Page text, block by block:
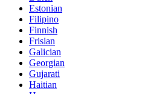
Estonian
Filipino
Finnish
Frisian
Galician
Georgian
Gujarati
Haitian